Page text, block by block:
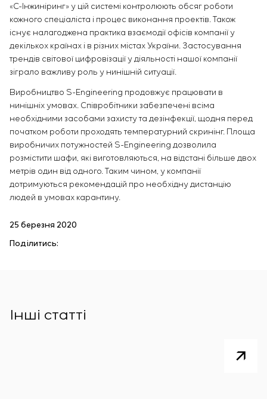
«С-Інжиніринг» у цій системі контролюють обсяг роботи
кожного спеціаліста і процес виконання проектів. Також
існує налагоджена практика взаємодії офісів компанії у
декількох країнах і в різних містах України. Застосування
трендів світової цифровізації у діяльності нашої компанії
зіграло важливу роль у нинішній ситуації.
Виробництво S-Engineering продовжує працювати в
нинішніх умовах. Співробітники забезпечені всіма
необхідними засобами захисту та дезінфекції, щодня перед
початком роботи проходять температурний скринінг. Площа
виробничих потужностей S-Engineering дозволила
розмістити шафи, які виготовляються, на відстані більше двох
метрів один від одного. Таким чином, у компанії
дотримуються рекомендацій про необхідну дистанцію
людей в умовах карантину.
25 березня 2020
Поділитись:
Інші статті